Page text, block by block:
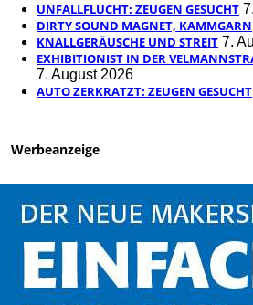
UNFALLFLUCHT: ZEUGEN GESUCHT
DIRTY SOUND MAGNET, KAMMGARN
KNALLGERÄUSCHE UND STREIT 7.
EXHIBITIONIST IN DER
7. August 2026
AUTO ZERKRATZT: ZEUGEN GESUCHT
Werbeanzeige